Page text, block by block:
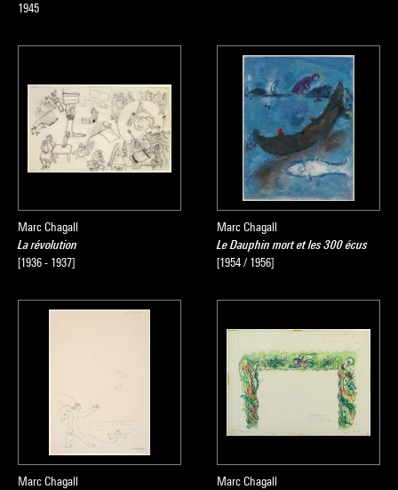
1945
Marc Chagall
La révolution
[1936 - 1937]
Marc Chagall
Le Dauphin mort et les 300 écus
[1954 / 1956]
Marc Chagall
Marc Chagall